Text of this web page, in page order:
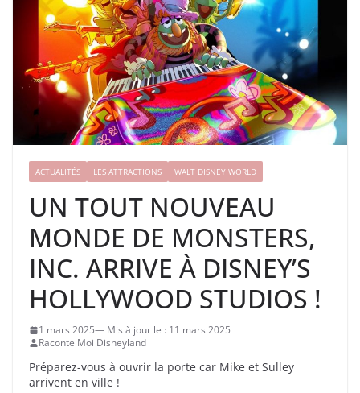
ACTUALITÉS LES ATTRACTIONS WALT DISNEY WORLD
UN TOUT NOUVEAU
MONDE DE MONSTERS,
INC. ARRIVE À DISNEY’S
HOLLYWOOD STUDIOS !
1 mars 2025
11 mars 2025
Raconte Moi Disneyland
Préparez-vous à ouvrir la porte car Mike et Sulley
arrivent en ville !